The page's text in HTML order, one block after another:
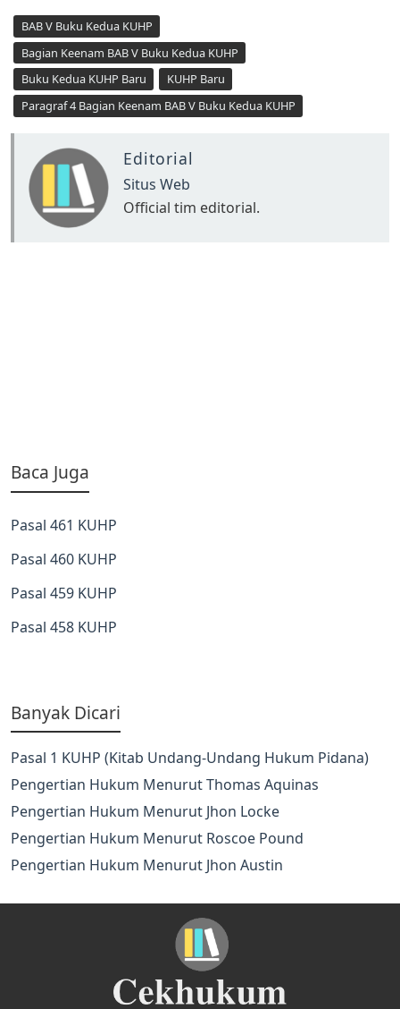
BAB V Buku Kedua KUHP
Bagian Keenam BAB V Buku Kedua KUHP
Buku Kedua KUHP Baru
KUHP Baru
Paragraf 4 Bagian Keenam BAB V Buku Kedua KUHP
Editorial
Situs Web
Official tim editorial.
Baca Juga
Pasal 461 KUHP
Pasal 460 KUHP
Pasal 459 KUHP
Pasal 458 KUHP
Banyak Dicari
Pasal 1 KUHP (Kitab Undang-Undang Hukum Pidana)
Pengertian Hukum Menurut Thomas Aquinas
Pengertian Hukum Menurut Jhon Locke
Pengertian Hukum Menurut Roscoe Pound
Pengertian Hukum Menurut Jhon Austin